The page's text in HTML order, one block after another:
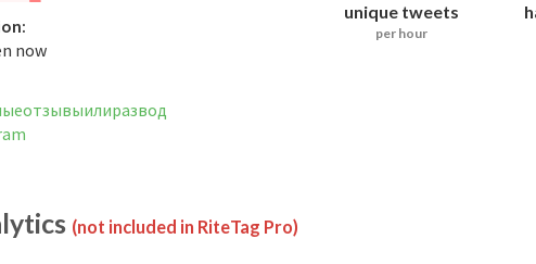
now
unique tweets
per hour
(not included in RiteTag Pro)